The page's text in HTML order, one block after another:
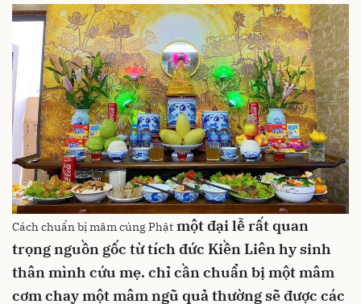
Cách chuẩn bị mâm cúng Phật một đại lễ rất quan
trọngnguồn gốc từ tích đức Kiền Liên hy sinh
thân mình cứu mẹ. chỉ cần chuẩn bị một mâm
cơm chaymột mâm ngũ quảthường sẽ được các